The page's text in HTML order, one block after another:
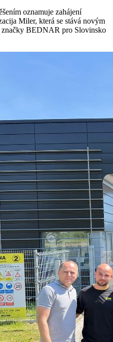
oznamuje zahájení
Miler, která se stává novým
značky BEDNAR pro Slovinsko